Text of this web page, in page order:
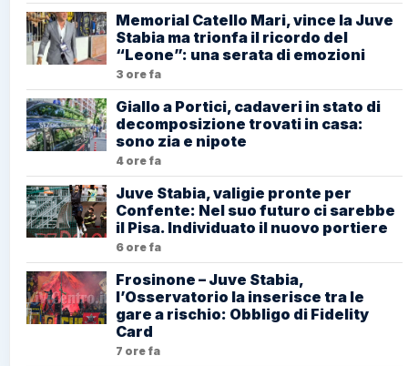
Memorial Catello Mari, vince la Juve
Stabia ma trionfa il ricordo del
“Leone”: una serata di emozioni
3 ore fa
Giallo a Portici, cadaveri in stato di
decomposizione trovati in casa:
sono zia e nipote
4 ore fa
Juve Stabia, valigie pronte per
Confente: Nel suo futuro ci sarebbe
il Pisa. Individuato il nuovo portiere
6 ore fa
Frosinone – Juve Stabia,
l’Osservatorio la inserisce tra le
gare a rischio: Obbligo di Fidelity
Card
7 ore fa